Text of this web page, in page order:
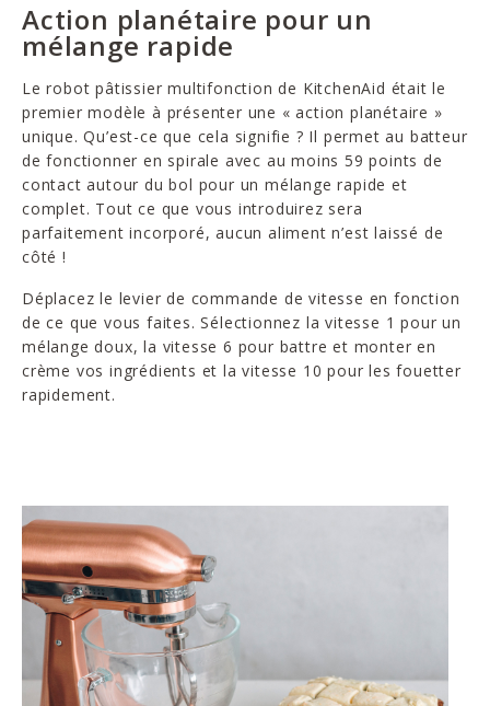
Action planétaire pour un
mélange rapide
Le robot pâtissier multifonction de KitchenAid était le
premier modèle à présenter une « action planétaire »
unique. Qu’est-ce que cela signifie ? Il permet au batteur
de fonctionner en spirale avec au moins 59 points de
contact autour du bol pour un mélange rapide et
complet. Tout ce que vous introduirez sera
parfaitement incorporé, aucun aliment n’est laissé de
côté !
Déplacez le levier de commande de vitesse en fonction
de ce que vous faites. Sélectionnez la vitesse 1 pour un
mélange doux, la vitesse 6 pour battre et monter en
crème vos ingrédients et la vitesse 10 pour les fouetter
rapidement.